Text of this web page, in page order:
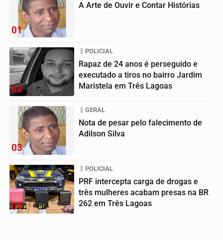
01
A Arte de Ouvir e Contar Histórias
02
POLICIAL
Rapaz de 24 anos é perseguido e
executado a tiros no bairro Jardim
Maristela em Três Lagoas
03
GERAL
Nota de pesar pelo falecimento de
Adilson Silva
04
POLICIAL
PRF intercepta carga de drogas e
três mulheres acabam presas na BR
262 em Três Lagoas